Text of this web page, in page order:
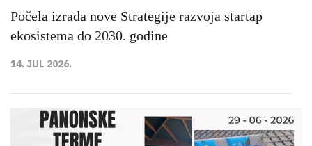
Počela izrada nove Strategije razvoja startap
ekosistema do 2030. godine
14. JUL 2026.